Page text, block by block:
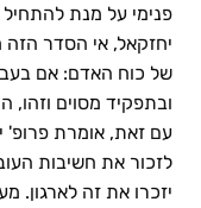
פנימי על מנת
יחזקאל, אי הסדר הזה
של כוח האדם: אם
ובתפקיד מסוים וזהו,
עם זאת, אומרת פרופ'
לזכור את חשיבות
יזכרו את זה לארגון.